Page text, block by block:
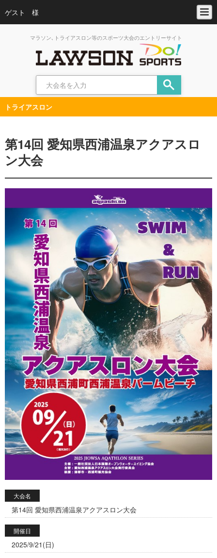
ゲスト 様
マラソン､トライアスロン等のスポーツ大会のエントリーサイト
トライアスロン
第14回 愛知県西浦温泉アクアスロ
ン大会
大会名
第14回 愛知県西浦温泉アクアスロン大会
開催日
2025/9/21(日)